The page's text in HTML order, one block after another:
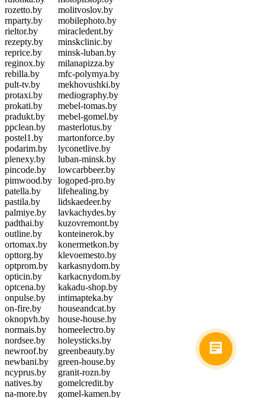
rozetto.by
rnparty.by
rieltor.by
rezepty.by
reprice.by
reginox.by
rebilla.by
pult-tv.by
protaxi.by
prokati.by
pradukt.by
ppclean.by
postel1.by
podarim.by
plenexy.by
pincode.by
pimwood.by
patella.by
pastila.by
palmiye.by
padthai.by
outline.by
ortomax.by
opttorg.by
optprom.by
opticin.by
optcena.by
onpulse.by
on-fire.by
oknopvh.by
normais.by
nordsee.by
newroof.by
newbani.by
ncyprus.by
natives.by
na-more.by
molitvoslov.by
mobilephoto.by
miracledent.by
minskclinic.by
minsk-luban.by
milanapizza.by
mfc-polymya.by
mekhovushki.by
mediography.by
mebel-tomas.by
mebel-gomel.by
masterlotus.by
martonforce.by
lyconetlive.by
luban-minsk.by
lowcarbbeer.by
logoped-pro.by
lifehealing.by
lidskaedeer.by
lavkachydes.by
kuzovremont.by
konteinerok.by
konermetkon.by
klevoemesto.by
karkasnydom.by
karkacnydom.by
kakadu-shop.by
intimapteka.by
houseandcat.by
house-house.by
homeelectro.by
holeysticks.by
greenbeauty.by
green-house.by
granit-rozn.by
gomelcredit.by
gomel-kamen.by